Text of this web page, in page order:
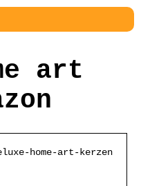
art
home-art-kerzen